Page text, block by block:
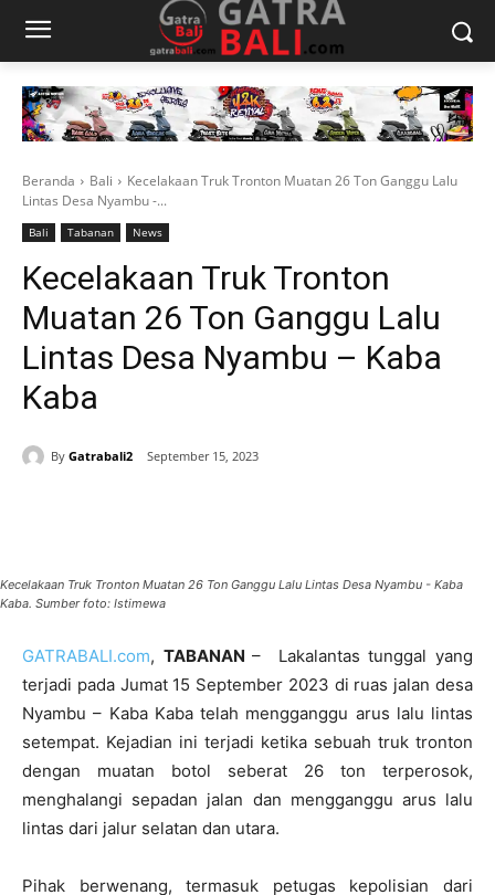
Beranda Bali
Kecelakaan Truk Tronton Muatan 26 Ton Ganggu Lalu
Lintas Desa Nyambu -...
Bali Tabanan News
Kecelakaan Truk Tronton
Muatan 26 Ton Ganggu Lalu
Lintas Desa Nyambu – Kaba
Kaba
By Gatrabali2 September 15, 2023
Kecelakaan Truk Tronton Muatan 26 Ton Ganggu Lalu Lintas Desa Nyambu - Kaba
Kaba. Sumber foto: Istimewa
GATRABALI.com, TABANAN– Lakalantas tunggal yang
terjadi pada Jumat 15 September 2023 di ruas jalan desa
Nyambu – Kaba Kaba telah mengganggu arus lalu lintas
setempat. Kejadian ini terjadi ketika sebuah truk tronton
dengan muatan botol seberat 26 ton terperosok,
menghalangi sepadan jalan dan mengganggu arus lalu
lintas dari jalur selatan dan utara.
Pihak berwenang, termasuk petugas kepolisian dari